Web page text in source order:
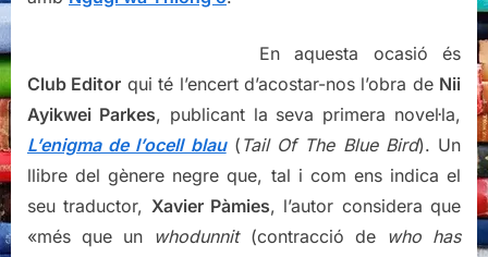
En aquesta ocasió és
Club Editor qui té l’encert d’acostar-nos l’obra de Nii
Ayikwei Parkes, publicant la seva primera novel·la,
L’enigma de l’ocell blau( Tail Of The Blue Bird). Un
llibre del gènere negre que, tal i com ens indica el
seu traductor, Xavier Pàmies, l’autor considera que
«més que un whodunnit(contracció de who has